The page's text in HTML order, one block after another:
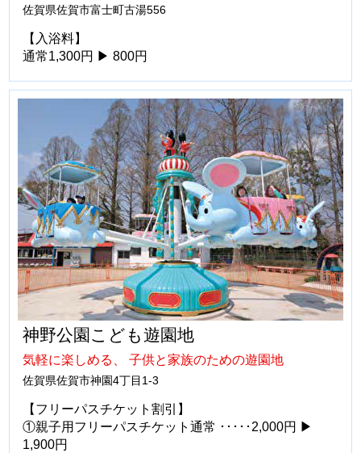
佐賀県佐賀市富士町古湯556
【入浴料】
通常1,300円 ▶ 800円
神野公園こども遊園地
気軽に楽しめる、 子供と家族のための遊園地
佐賀県佐賀市神園4丁目1-3
【フリーパスチケット割引】
①親子用フリーパスチケット通常 ･････2,000円 ▶
1,900円